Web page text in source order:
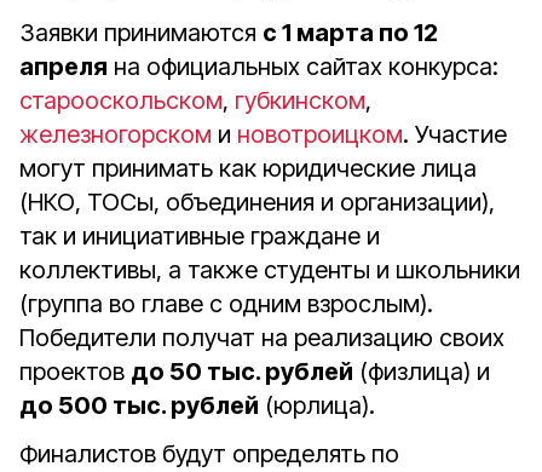
Заявки принимаются с 1 марта по 12
апреля на официальных сайтах конкурса:
старооскольском, губкинском,
железногорском и новотроицком. Участие
могут принимать как юридические лица
(НКО, ТОСы, объединения и организации),
так и инициативные граждане и
коллективы, а также студенты и школьники
(группа во главе с одним взрослым).
Победители получат на реализацию своих
проектов до 50 тыс. рублей (физлица) и
до 500 тыс. рублей (юрлица).
Финалистов будут определять по